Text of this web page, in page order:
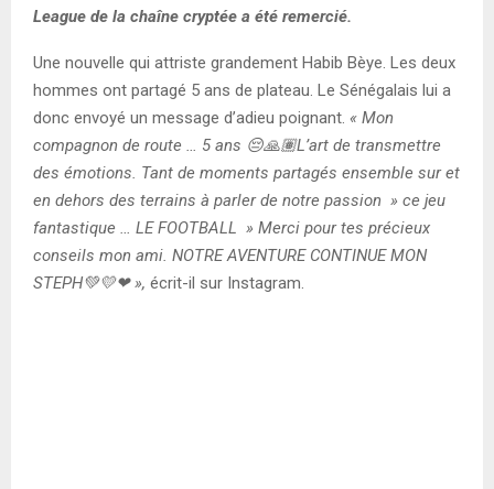
League de la chaîne cryptée a été remercié.
Une nouvelle qui attriste grandement Habib Bèye. Les deux
hommes ont partagé 5 ans de plateau. Le Sénégalais lui a
donc envoyé un message d’adieu poignant. « Mon
compagnon de route … 5 ans 😔🙏🏽L’art de transmettre
des émotions. Tant de moments partagés ensemble sur et
en dehors des terrains à parler de notre passion » ce jeu
fantastique … LE FOOTBALL » Merci pour tes précieux
conseils mon ami. NOTRE AVENTURE CONTINUE MON
STEPH💚💛❤ », écrit-il sur Instagram.